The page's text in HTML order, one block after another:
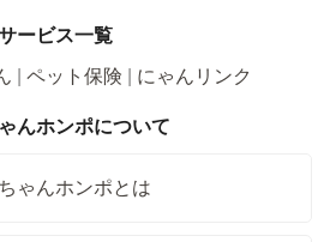
ービス一覧
ペット保険 にゃんリンク
んホンポについて
ゃんホンポとは